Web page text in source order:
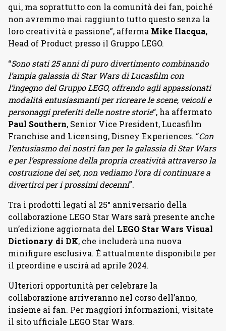
qui, ma soprattutto con la comunità dei fan, poiché
non avremmo mai raggiunto tutto questo senza la
loro creatività e passione”, afferma Mike Ilacqua,
Head of Product presso il Gruppo LEGO.
“Sono stati 25 anni di puro divertimento combinando
l’ampia galassia di Star Wars di Lucasfilm con
l’ingegno del Gruppo LEGO, offrendo agli appassionati
modalità entusiasmanti per ricreare le scene, veicoli e
personaggi preferiti delle nostre storie“, ha affermato
Paul Southern, Senior Vice President, Lucasfilm
Franchise and Licensing, Disney Experiences. “Con
l’entusiasmo dei nostri fan per la galassia di Star Wars
e per l’espressione della propria creatività attraverso la
costruzione dei set, non vediamo l’ora di continuare a
divertirci per i prossimi decenni”.
Tra i prodotti legati al 25° anniversario della
collaborazione LEGO Star Wars sarà presente anche
un’edizione aggiornata del LEGO Star Wars Visual
Dictionary di DK, che includerà una nuova
minifigure esclusiva. È attualmente disponibile per
il preordine e uscirà ad aprile 2024.
Ulteriori opportunità per celebrare la
collaborazione arriveranno nel corso dell’anno,
insieme ai fan. Per maggiori informazioni, visitate
il sito ufficiale LEGO Star Wars.